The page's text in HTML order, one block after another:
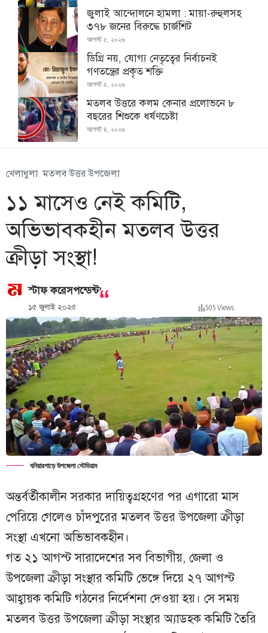
জুলাই আন্দোলনে হামলা : মায়া-রুহুলসহ
৩৭৮ জনের বিরুদ্ধে চার্জশিট
আগস্ট ৫, ২০২৬
ডিগ্রি নয়, যোগ্য নেতৃত্বের নির্বাচনই
গণতন্ত্রের প্রকৃত শক্তি
আগস্ট ৫, ২০২৬
মতলব উত্তরে কলম কেনার প্রলোভনে ৮
বছরের শিশুকে ধর্ষণচেষ্টা
আগস্ট ৪, ২০২৬
খেলাধুলা মতলব উত্তর উপজেলা
১১ মাসেও নেই কমিটি,
অভিভাবকহীন মতলব উত্তর
ক্রীড়া সংস্থা!
স্টাফ করেসপন্ডেন্ট,
১৫ জুলাই ২০২৫ 505 Views
ঘনিয়ারপাড়ে উপজেলা স্টেডিয়াম
অন্তর্বর্তীকালীন সরকার দায়িত্বগ্রহণের পর এগারো মাস
পেরিয়ে গেলেও চাঁদপুরের মতলব উত্তর উপজেলা ক্রীড়া
সংস্থা এখনো অভিভাবকহীন।
গত ২১ আগস্ট সারাদেশের সব বিভাগীয়, জেলা ও
উপজেলা ক্রীড়া সংস্থার কমিটি ভেঙ্গে দিয়ে ২৭ আগস্ট
আহ্বায়ক কমিটি গঠনের নির্দেশনা দেওয়া হয়। সে সময়
মতলব উত্তর উপজেলা ক্রীড়া সংস্থার অ্যাডহক কমিটি তৈরি